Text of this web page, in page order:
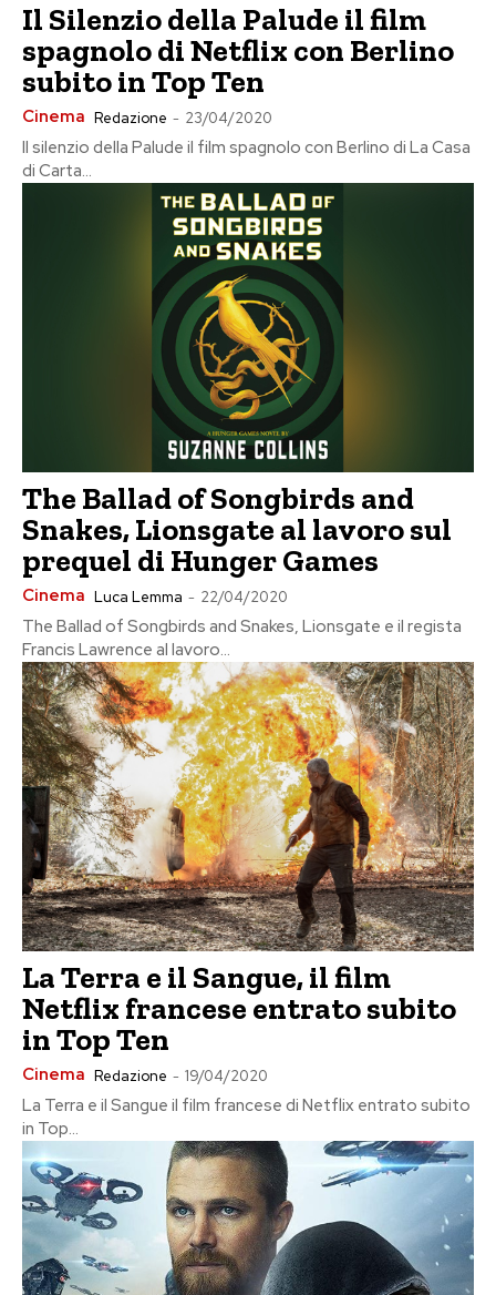
Il Silenzio della Palude il film
spagnolo di Netflix con Berlino
subito in Top Ten
Cinema Redazione - 23/04/2020
Il silenzio della Palude il film spagnolo con Berlino di La Casa
di Carta...
The Ballad of Songbirds and
Snakes, Lionsgate al lavoro sul
prequel di Hunger Games
Cinema Luca Lemma - 22/04/2020
The Ballad of Songbirds and Snakes, Lionsgate e il regista
Francis Lawrence al lavoro...
La Terra e il Sangue, il film
Netflix francese entrato subito
in Top Ten
Cinema Redazione - 19/04/2020
La Terra e il Sangue il film francese di Netflix entrato subito
in Top...